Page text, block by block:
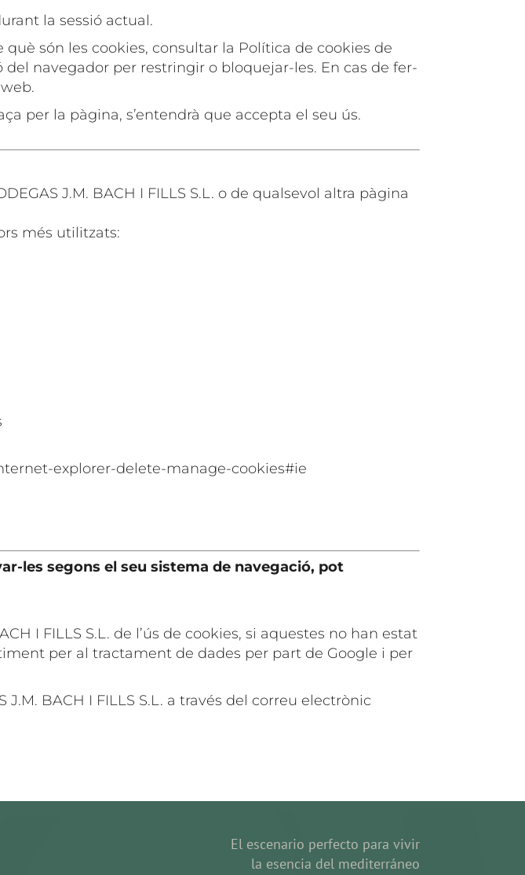
la sessió actual.
són les cookies, consultar la Política de cookies de
del navegador per restringir o bloquejar-les. En cas de fer-
per la pàgina, s’entendrà que accepta el seu ús.
J.M. BACH I FILLS S.L. o de qualsevol altra pàgina
més utilitzats:
explorer-delete-manage-cookies#ie
les segons el seu sistema de navegació, pot
I FILLS S.L. de l’ús de cookies, si aquestes no han estat
per al tractament de dades per part de Google i per
BACH I FILLS S.L. a través del correu electrònic
El escenario perfecto para vivir
la esencia del mediterráneo